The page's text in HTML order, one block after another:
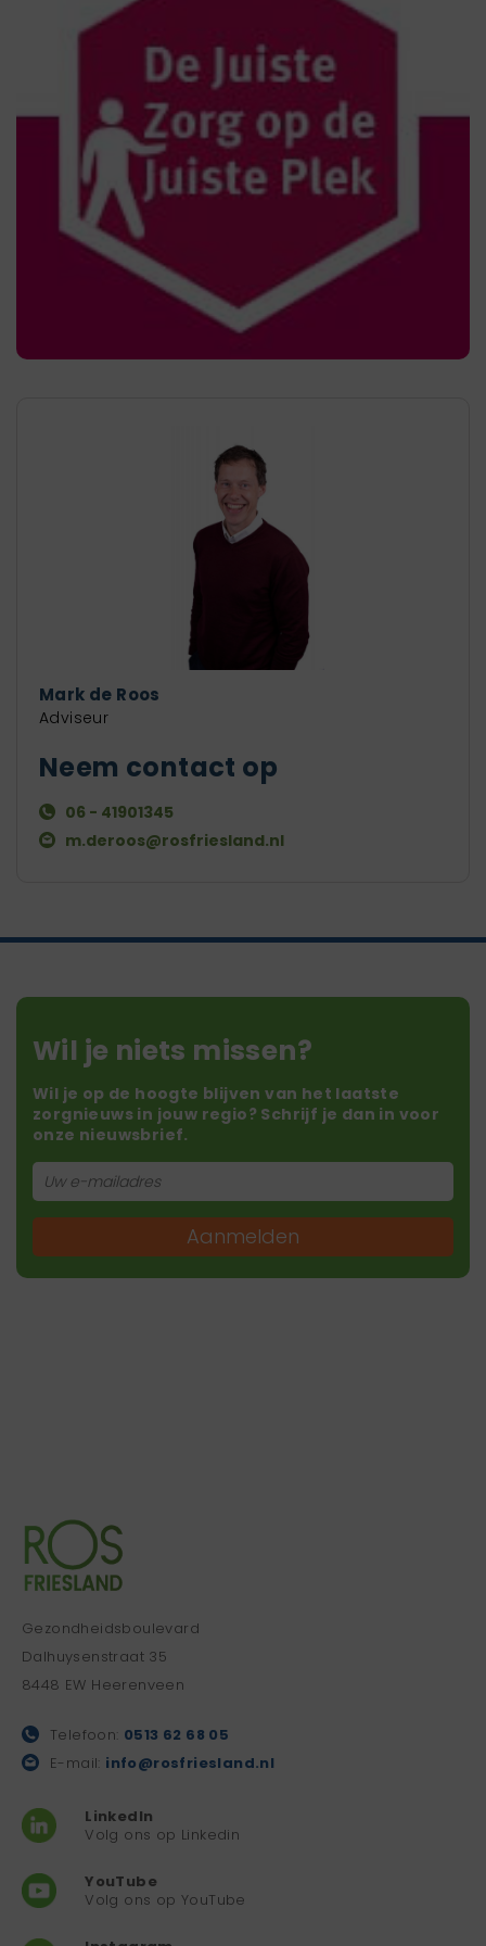
Mark de Roos
Adviseur
Neem contact op
06 - 41901345
m.deroos@rosfriesland.nl
Wil je niets missen?
Wil je op de hoogte blijven van het laatste
zorgnieuws in jouw regio? Schrijf je dan in voor
onze nieuwsbrief.
Aanmelden
Gezondheidsboulevard
Dalhuysenstraat 35
8448 EW Heerenveen
Telefoon: 0513 62 68 05
E-mail: info@rosfriesland.nl
LinkedIn
Volg ons op Linkedin
YouTube
Volg ons op YouTube